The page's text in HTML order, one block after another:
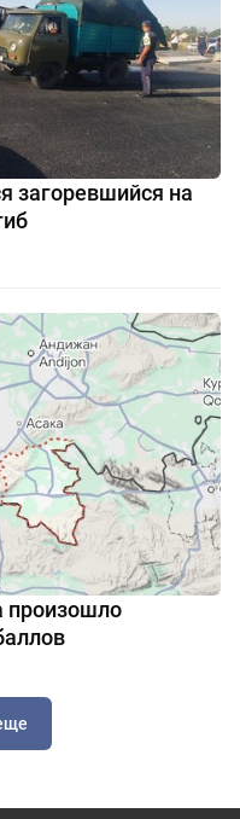
загоревшийся на
произошло